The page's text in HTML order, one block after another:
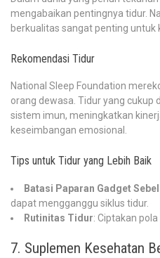
mengabaikan pentingnya tidur.
berkualitas sangat penting untuk
Rekomendasi Tidur
National Sleep Foundation
orang dewasa. Tidur yang
sistem imun, meningkatkan
keseimbangan emosional.
Tips untuk Tidur yang Lebih Baik
Batasi Paparan Gadget
dapat mengganggu siklus tidur.
Rutinitas Tidur: Ciptakan
7. Suplemen Kesehatan